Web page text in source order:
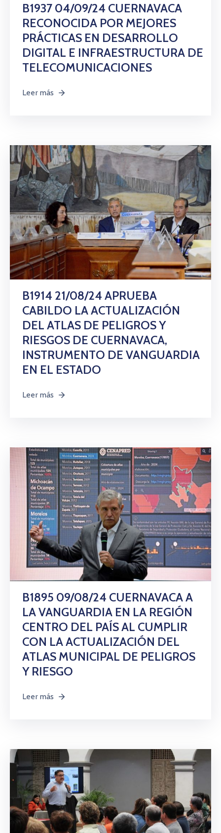
B1937 04/09/24 CUERNAVACA
RECONOCIDA POR MEJORES
PRÁCTICAS EN DESARROLLO
DIGITAL E INFRAESTRUCTURA DE
TELECOMUNICACIONES
Leer más
B1914 21/08/24 APRUEBA
CABILDO LA ACTUALIZACIÓN
DEL ATLAS DE PELIGROS Y
RIESGOS DE CUERNAVACA,
INSTRUMENTO DE VANGUARDIA
EN EL ESTADO
Leer más
B1895 09/08/24 CUERNAVACA A
LA VANGUARDIA EN LA REGIÓN
CENTRO DEL PAÍS AL CUMPLIR
CON LA ACTUALIZACIÓN DEL
ATLAS MUNICIPAL DE PELIGROS
Y RIESGO
Leer más